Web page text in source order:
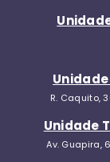
R. Caquito,
Unidade
Av. Guapira,